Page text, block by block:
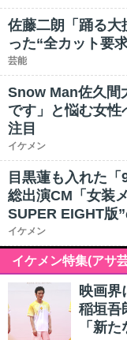
佐藤二朗「踊る大
った“全カット要
芸能
Snow Man佐久間
です」と悩む女性
注目
イケメン
目黒蓮も入れた
総出演CM「女装
SUPER EIGHT版
イケメン
イケメン特集(アサ
映画界
稲垣吾
「新